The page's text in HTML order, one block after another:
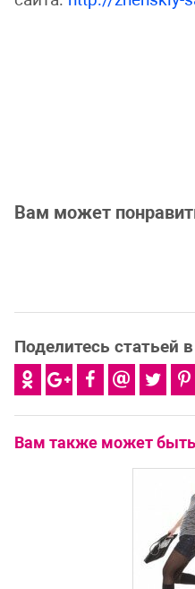
Вам может
Поделитесь статьей
Вам также может быть